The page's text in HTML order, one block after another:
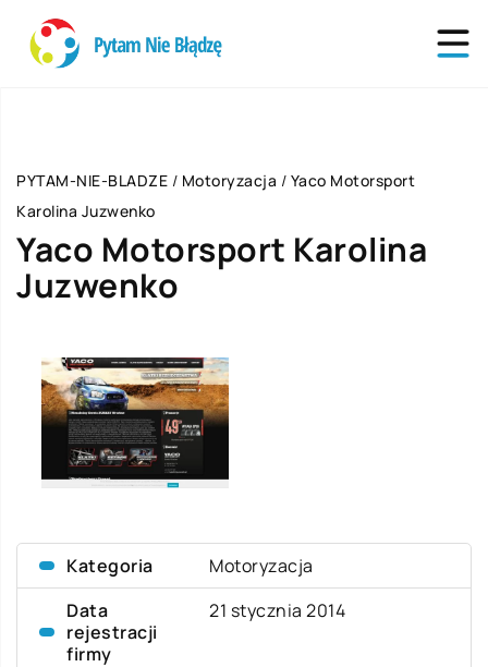
PYTAM-NIE-BLADZE / Motoryzacja / Yaco Motorsport
Karolina Juzwenko
Yaco Motorsport Karolina
Juzwenko
Kategoria
Motoryzacja
Data
rejestracji
firmy
21 stycznia 2014